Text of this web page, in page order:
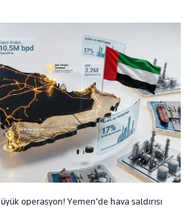
operasyon! Yemen’de hava saldırısı